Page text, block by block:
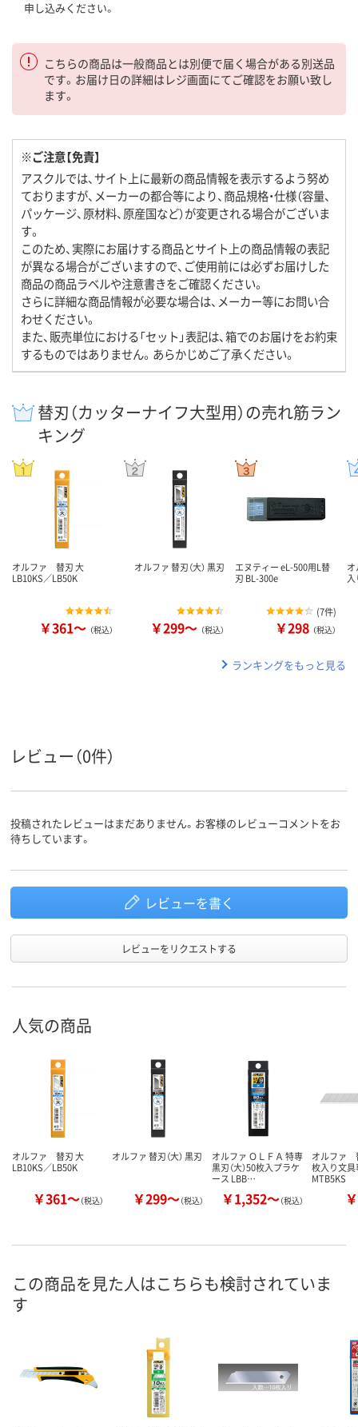
申し込みください。
こちらの商品は一般商品とは別便で届く場合がある別送品
です。お届け日の詳細はレジ画面にてご確認をお願い致し
ます。
※ご注意【免責】
アスクルでは、サイト上に最新の商品情報を表示するよう努め
ておりますが、メーカーの都合等により、商品規格・仕様（容量、
パッケージ、原材料、原産国など）が変更される場合がございま
す。
このため、実際にお届けする商品とサイト上の商品情報の表記
が異なる場合がございますので、ご使用前には必ずお届けした
商品の商品ラベルや注意書きをご確認ください。
さらに詳細な商品情報が必要な場合は、メーカー等にお問い合
わせください。
また、販売単位における「セット」表記は、箱でのお届けをお約束
するものではありません。あらかじめご了承ください。
替刃（カッターナイフ大型用）の売れ筋ラン
キング
オルファ 替刃 大
LB10KS／LB50K
￥361～ （税込）
オルファ 替刃（大） 黒刃
￥299～ （税込）
エヌティー eL-500用L替
刃 BL-300e
(7件)
￥298 （税込）
ランキングをもっと見る
レビュー（0件）
投稿されたレビューはまだありません。お客様のレビューコメントをお
待ちしています。
レビューを書く
レビューをリクエストする
人気の商品
オルファ 替刃 大
LB10KS／LB50K
￥361～（税込）
オルファ 替刃（大） 黒刃
￥299～（税込）
オルファ ＯＬＦＡ 特専
黒刃（大）50枚入プラケ
ース LBB…
￥1,352～（税込）
オルファ
枚入り文
MTB5KS
この商品を見た人はこちらも検討されていま
す